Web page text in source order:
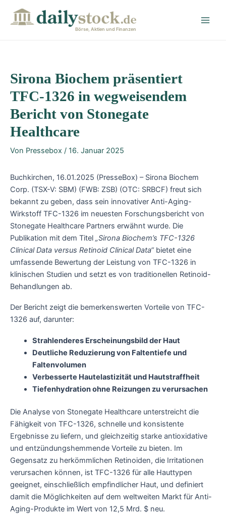
Börse, Aktien und Finanzen
Sirona Biochem präsentiert
TFC-1326 in wegweisendem
Bericht von Stonegate
Healthcare
Von Pressebox / 16. Januar 2025
Buchkirchen, 16.01.2025 (PresseBox) – Sirona Biochem
Corp. (TSX-V: SBM) (FWB: ZSB) (OTC: SRBCF) freut sich
bekannt zu geben, dass sein innovativer Anti-Aging-
Wirkstoff TFC-1326 im neuesten Forschungsbericht von
Stonegate Healthcare Partners erwähnt wurde. Die
Publikation mit dem Titel „Sirona Biochem’s TFC-1326
Clinical Data versus Retinoid Clinical Data“ bietet eine
umfassende Bewertung der Leistung von TFC-1326 in
klinischen Studien und setzt es von traditionellen Retinoid-
Behandlungen ab.
Der Bericht zeigt die bemerkenswerten Vorteile von TFC-
1326 auf, darunter:
Strahlenderes Erscheinungsbild der Haut
Deutliche Reduzierung von Faltentiefe und
Faltenvolumen
Verbesserte Hautelastizität und Hautstraffheit
Tiefenhydration ohne Reizungen zu verursachen
Die Analyse von Stonegate Healthcare unterstreicht die
Fähigkeit von TFC-1326, schnelle und konsistente
Ergebnisse zu liefern, und gleichzeitig starke antioxidative
und entzündungshemmende Vorteile zu bieten. Im
Gegensatz zu herkömmlichen Retinoiden, die Irritationen
verursachen können, ist TFC-1326 für alle Hauttypen
geeignet, einschließlich empfindlicher Haut, und definiert
damit die Möglichkeiten auf dem weltweiten Markt für Anti-
Aging-Produkte im Wert von 12,5 Mrd. $ neu.